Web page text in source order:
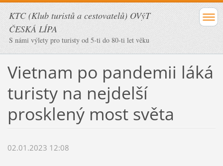
KTC (Klub turistů a cestovatelů) OVýT
ČESKÁ LÍPA
S námi výlety pro turisty od 5-ti do 80-ti let věku
Vietnam po pandemii láká
turisty na nejdelší
prosklený most světa
02.01.2023 12:08